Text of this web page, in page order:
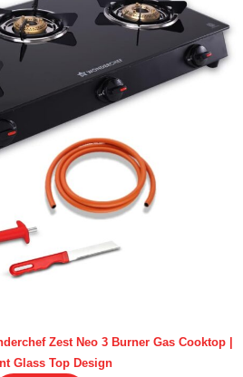
Zest Neo 3 Burner Gas Cooktop |
Glass Top Design